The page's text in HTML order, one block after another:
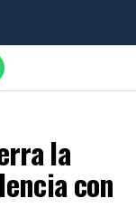
la
con